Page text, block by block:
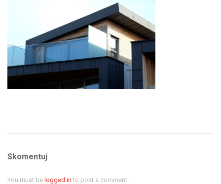
Skomentuj
You must be logged in to post a comment.